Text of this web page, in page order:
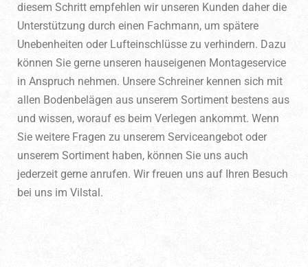
diesem Schritt empfehlen wir unseren Kunden daher die
Unterstützung durch einen Fachmann, um spätere
Unebenheiten oder Lufteinschlüsse zu verhindern. Dazu
können Sie gerne unseren hauseigenen Montageservice
in Anspruch nehmen. Unsere Schreiner kennen sich mit
allen Bodenbelägen aus unserem Sortiment bestens aus
und wissen, worauf es beim Verlegen ankommt. Wenn
Sie weitere Fragen zu unserem Serviceangebot oder
unserem Sortiment haben, können Sie uns auch
jederzeit gerne anrufen. Wir freuen uns auf Ihren Besuch
bei uns im Vilstal.